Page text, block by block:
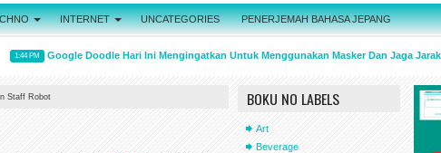
INTERNET UNCATEGORIES PENERJEMAH BAHASA JEPANG
PM Google Doodle Hari Ini Mengingatkan Untuk Menggunakan Masker Dan Jaga Jarak
Staff Robot BOKU NO LABELS
Art
Beverage